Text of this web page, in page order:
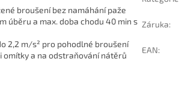
broušení bez namáhání paže
úběru a max. doba chodu 40 min s
2,2 m/s² pro pohodlné broušení
a na odstraňování nátěrů
Záruka:
EAN: